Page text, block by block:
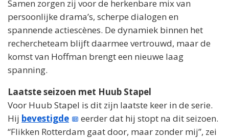
Samen zorgen zij voor de herkenbare mix van
persoonlijke drama’s, scherpe dialogen en
spannende actiescènes. De dynamiek binnen het
rechercheteam blijft daarmee vertrouwd, maar de
komst van Hoffman brengt een nieuwe laag
spanning.
Laatste seizoen met Huub Stapel
Voor Huub Stapel is dit zijn laatste keer in de serie.
Hij bevestigde
eerder dat hij stopt na dit seizoen.
“Flikken Rotterdam gaat door, maar zonder mij”, zei